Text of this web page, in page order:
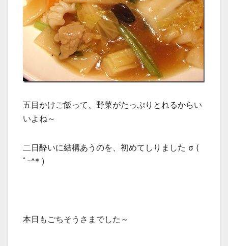
五目かけご飯って、野菜がたっぷりとれるからい
いよね～
二日酔いに結構あうのを、初めてしりました σ (
ﾟｰ^* )
本日もごちそうさまでした～